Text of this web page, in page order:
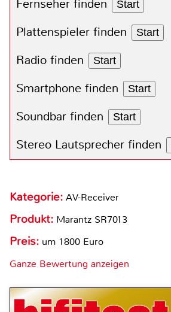
Fernseher finden Start
Plattenspieler finden Start
Radio finden Start
Smartphone finden Start
Soundbar finden Start
Stereo Lautsprecher finden
Kategorie: AV-Receiver
Produkt: Marantz SR7013
Preis: um 1800 Euro
Ganze Bewertung anzeigen